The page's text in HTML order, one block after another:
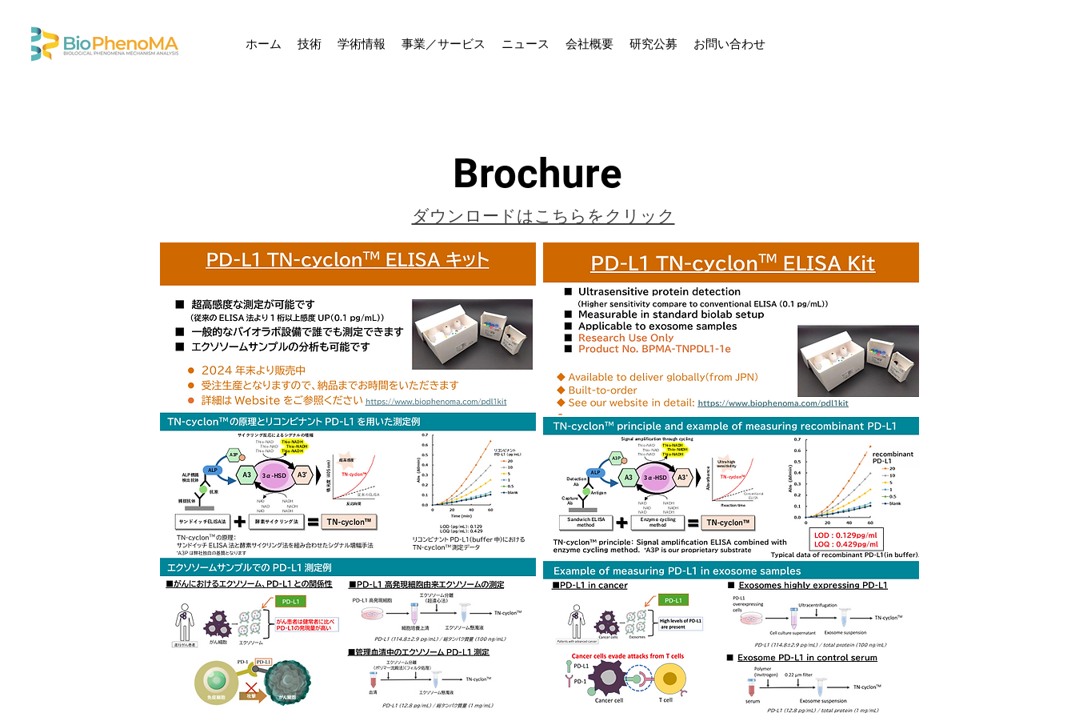
ホーム 技術 学術情報 事業／サービス ニュース 会社概要 研究公募 お問い合わせ
Brochure
ダウンロードはこちらをクリック